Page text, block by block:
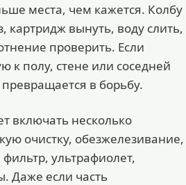
места, чем кажется. Колбу
картридж вынуть, воду слить,
проверить. Если
к полу, стене или соседней
в борьбу.
включать несколько
очистку, обезжелезивание,
ультрафиолет,
Даже если часть